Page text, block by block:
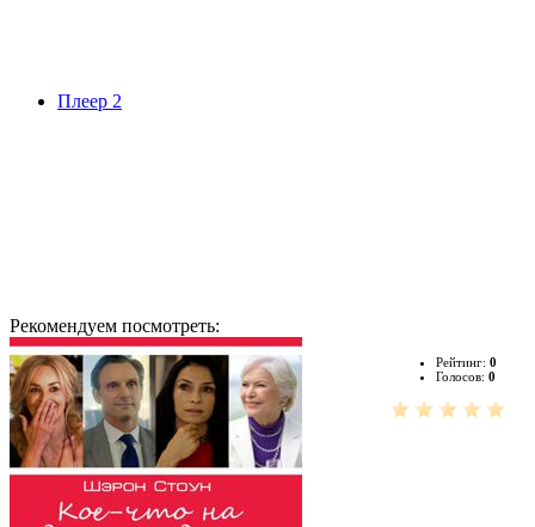
Плеер 2
Рекомендуем посмотреть:
Рейтинг: 0
Голосов: 0